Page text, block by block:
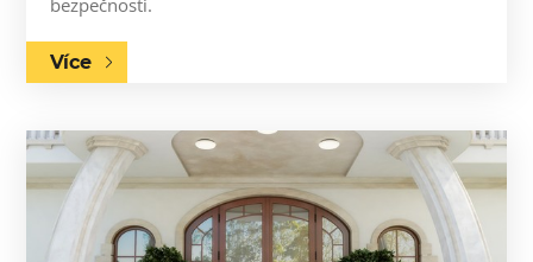
bezpečnosti.
Více